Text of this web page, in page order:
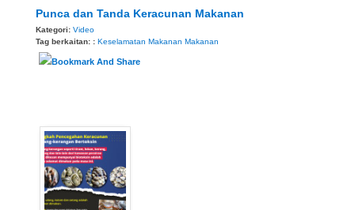
Punca dan Tanda Keracunan Makanan
Kategori: Video
Tag berkaitan: : Keselamatan Makanan Makanan